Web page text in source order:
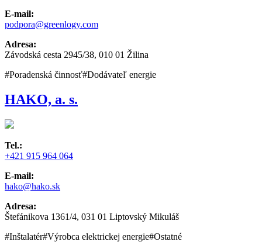
E-mail:
podpora@greenlogy.com
Adresa:
Závodská cesta 2945/38, 010 01 Žilina
#Poradenská činnosť#Dodávateľ energie
HAKO, a. s.
Tel.:
+421 915 964 064
E-mail:
hako@hako.sk
Adresa:
Štefánikova 1361/4, 031 01 Liptovský Mikuláš
#Inštalatér#Výrobca elektrickej energie#Ostatné